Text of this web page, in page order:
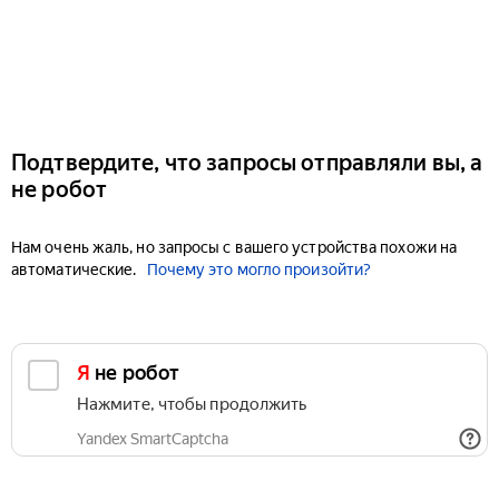
Подтвердите, что запросы отправляли вы, а
не робот
Нам очень жаль, но запросы с вашего устройства похожи на
автоматические.
Почему это могло произойти?
Я не робот
Нажмите, чтобы продолжить
Yandex SmartCaptcha